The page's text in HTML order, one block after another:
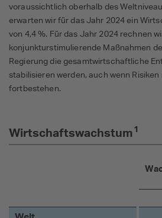
voraussichtlich oberhalb des
erwarten wir für das Jahr 2024 ein
von 4,4 %. Für das Jahr 2024 rechnen
konjunkturstimulierende Maßnahmen
Regierung die gesamtwirtschaftliche
stabilisieren werden, auch wenn
fortbestehen.
Wirtschaftswachstum1